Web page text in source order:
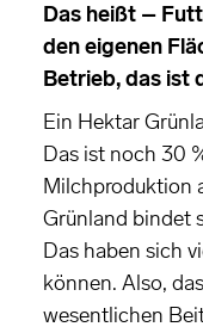
Das heißt –
den eigenen
Betrieb, das ist
Ein Hektar
Das ist noch 30
Milchproduktion
Grünland bindet
Das haben sich
können. Also,
wesentlichen